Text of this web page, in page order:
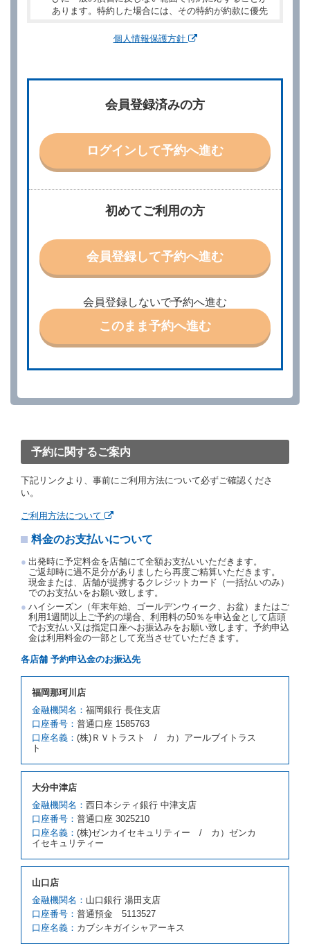
あります。特約した場合には、その特約が約款に優先
別に定める料金表等に同意のうえ、別に定める方法に
他の借受条件（以下「借受条件」といいます。）を明
示して予約の申込みを行うことができます。なお、当
社は、電話連絡並びに電子メールによる予約に応じま
責任を負わないものとします。
当社は、借受人から予約の申込みがあったときは、原
則として、当社の保有するレンタカーの範囲内で予約
特に認める場合を除き、別に定める予約申込金を支払
うものとします。
第３条（予約の変更）
借受人は、前条第１項の借受条件を変更しようとする
ときは、あらかじめ当社の承諾を受けなければならな
いものとします。
第４条（予約の取消し等）
ができます。
を１時間以上経過してもレンタカー貸渡契約（以下
約取消手数料を当社に支払うものとし、当社は、この
予約取消手数料の支払いがあったときは、受領済の予
約申込金を借受人に返還するものとします。
当社の都合により、予約が取り消されたとき、又は貸
約申込金を返還するものとします。
若しくは当社のいずれの責にもよらない事由により貸
たものとします。この場合、当社は受領済の予約申込
金を返還するものとします。
第５条（代替レンタカー）
当社は、借受人から予約のあった車種クラスのレンタ
カーを貸し渡すことができないときは、予約と異なる
車種クラスのレンタカー（以下「代替レンタカー」と
いいます。）の貸渡しを申し入れることができるもの
とします。
クラスを除き予約時と同一の借受条件でレンタカー提
携先の代替レンタカーを貸し渡すものとします。な
お、代替レンタカーの貸渡料金が予約された車種クラ
スの貸渡料金より高くなるときは、予約した車種クラ
スの貸渡料金によるものとし、予約された車種クラス
借受人は、第１項の代替レンタカーの貸渡しの申入れ
を拒絶し、予約を取り消すことができるものとしま
す。
前項の場合、第１項の貸渡しをすることができない原
因が、当社の責に帰する事由によるときには第４条第
４項の予約の取消しとして取り扱い、当社は受領済の
予約申込金を返還するものとします。
原因が、当社の責に帰さない事由による時には第４条
第５項の予約の取消しとして取り扱い、当社は受領済
の予約申込金を返還するものとします。
第６条（免責）
個人情報保護方針
初めてご利用の方
会員登録して予約へ進む
会員登録しないで予約へ進む
このまま予約へ進む
会員登録済みの方
ログインして予約へ進む
予約に関するご案内
下記リンクより、事前にご利用方法について必ずご確認くださ
い。
ご利用方法について
料金のお支払いについて
出発時に予定料金を店舗にて全額お支払いいただきます。
ご返却時に過不足分がありましたら再度ご精算いただきます。
現金または、店舗が提携するクレジットカード（一括払いのみ）
でのお支払いをお願い致します。
ハイシーズン（年末年始、ゴールデンウィーク、お盆）またはご
利用1週間以上ご予約の場合、利用料の50％を申込金として店頭
でお支払い又は指定口座へお振込みをお願い致します。予約申込
金は利用料金の一部として充当させていただきます。
各店舗 予約申込金のお振込先
福岡那珂川店
金融機関名： 福岡銀行 長住支店
口座番号： 普通口座 1585763
口座名義： (株)ＲＶトラスト / カ）アールブイトラス
ト
大分中津店
金融機関名： 西日本シティ銀行 中津支店
口座番号： 普通口座 3025210
口座名義： (株)ゼンカイセキュリティー / カ）ゼンカ
イセキュリティー
山口店
金融機関名： 山口銀行 湯田支店
口座番号： 普通預金 5113527
口座名義： カブシキガイシャアーキス